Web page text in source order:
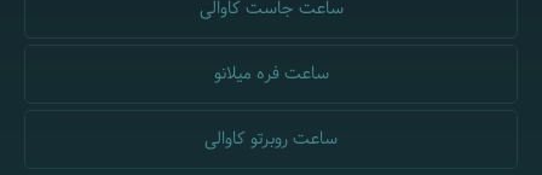
ساعت جاست کاوالی
ساعت فره میلانو
ساعت روبرتو کاوالی